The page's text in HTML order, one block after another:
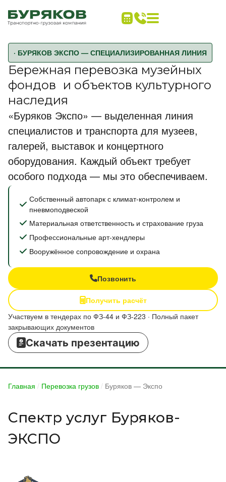
· БУРЯКОВ ЭКСПО — СПЕЦИАЛИЗИРОВАННАЯ ЛИНИЯ
Бережная перевозка музейных
фондов и объектов культурного
наследия
«Буряков Экспо» — выделенная линия
специалистов и транспорта для музеев,
галерей, выставок и концертного
оборудования. Каждый объект требует
особого подхода — мы это обеспечиваем.
Собственный автопарк с климат-контролем и
пневмоподвеской
Материальная ответственность и страхование груза
Профессиональные арт-хендлеры
Вооружённое сопровождение и охрана
Позвонить
Получить расчёт
Участвуем в тендерах по ФЗ-44 и ФЗ-223 · Полный пакет
закрывающих документов
Скачать презентацию
Главная / Перевозка грузов / Буряков — Экспо
Спектр услуг Буряков-
ЭКСПО